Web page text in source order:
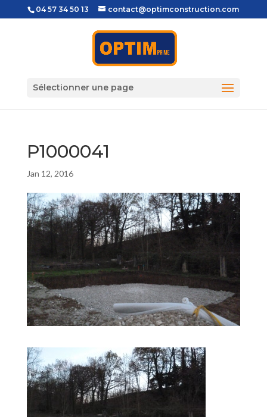
04 57 34 50 13 contact@optimconstruction.com
Sélectionner une page
P1000041
Jan 12, 2016